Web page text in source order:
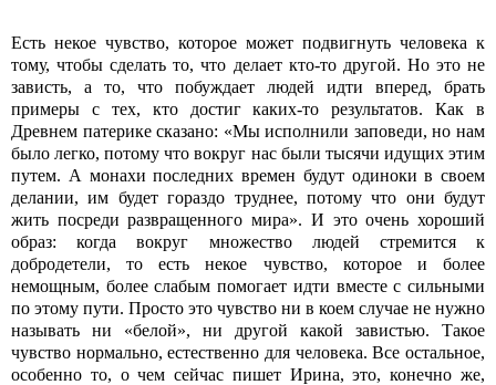
Есть некое чувство, которое может подвигнуть человека к
тому, чтобы сделать то, что делает кто-то другой. Но это не
зависть, а то, что побуждает людей идти вперед, брать
примеры с тех, кто достиг каких-то результатов. Как в
Древнем патерике сказано: «Мы исполнили заповеди, но нам
было легко, потому что вокруг нас были тысячи идущих этим
путем. А монахи последних времен будут одиноки в своем
делании, им будет гораздо труднее, потому что они будут
жить посреди развращенного мира». И это очень хороший
образ: когда вокруг множество людей стремится к
добродетели, то есть некое чувство, которое и более
немощным, более слабым помогает идти вместе с сильными
по этому пути. Просто это чувство ни в коем случае не нужно
называть ни «белой», ни другой какой завистью. Такое
чувство нормально, естественно для человека. Все остальное,
особенно то, о чем сейчас пишет Ирина, это, конечно же,